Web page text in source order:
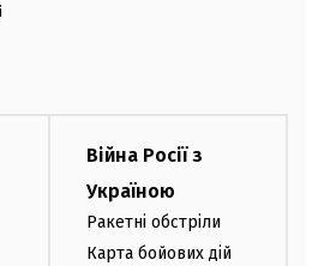
Війна Росії з
Україною
Ракетні обстріли
Карта бойових дій